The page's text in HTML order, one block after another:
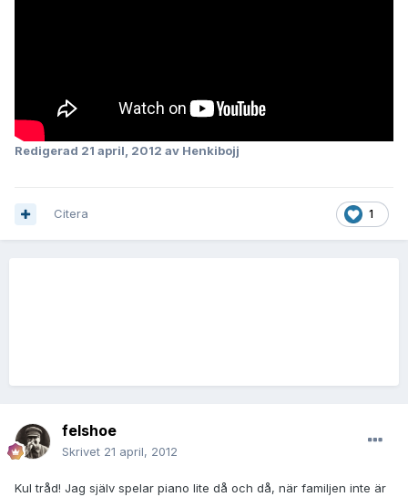
Redigerad 21 april, 2012 av Henkibojj
1
Citera
felshoe
Skrivet 21 april, 2012
Kul tråd! Jag själv spelar piano lite då och då, när familjen inte är